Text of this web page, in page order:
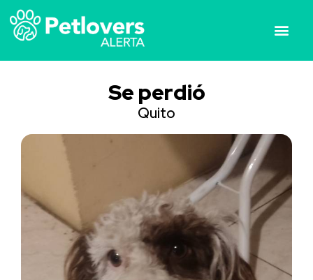
Se perdió
Quito